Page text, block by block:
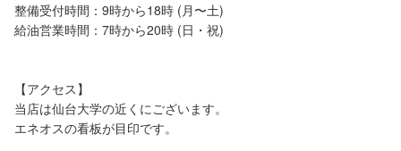
整備受付時間：9時から18時 (月〜土)
給油営業時間：7時から20時 (日・祝)
【アクセス】
当店は仙台大学の近くにございます。
エネオスの看板が目印です。